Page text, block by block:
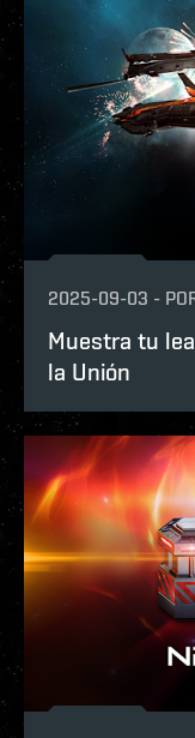
2025-09-03 -
Muestra tu
la Unión